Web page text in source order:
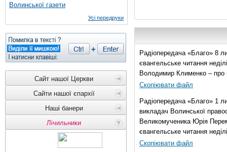
Волинської газети
Усі передруки
Сайт нашої Церкви
Сайти нашої єпархії
Наші банери
Лічильники
Радіопередача «Благо» 8
євангельське читання
Володимир Клименко – про
Скопіювати файл
Радіопередача «Благо» 1
викладач Волинської
Великомученика Юрія
євангельське читання
Скопіювати файл